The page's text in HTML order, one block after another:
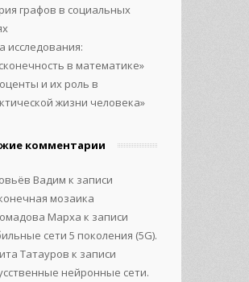
графов в социальных
исследования:
в математике»
и их роль в
жизни человека»
комментарии
Вадим к записи
мозаика
Марха к записи
сети 5 поколения (5G).
Татауров к записи
нейронные сети.